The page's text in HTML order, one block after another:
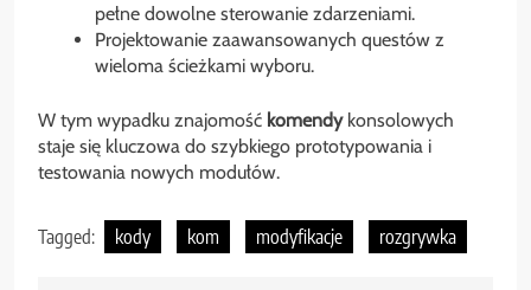
pełne dowolne sterowanie zdarzeniami.
Projektowanie zaawansowanych questów z
wieloma ścieżkami wyboru.
W tym wypadku znajomość komendykonsolowych
staje się kluczowa do szybkiego prototypowania i
testowania nowych modułów.
Tagged: kody kom modyfikacje rozgrywka